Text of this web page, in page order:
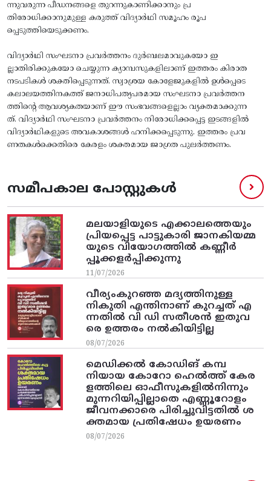
ന്നുവരുന്ന പീഡനങ്ങളെ തുറന്നുകാണിക്കാനും പ്ര
തിരോധിക്കാനുമുള്ള കരുത്ത് വിദ്യാർഥി സമൂഹം രൂപ
പ്പെടുത്തിയെടുക്കണം.
വിദ്യാർഥി സംഘടനാ പ്രവർത്തനം ദുർബലമാവുകയോ ഇ
ല്ലാതിരിക്കുകയോ ചെയ്യുന്ന ക്യാമ്പസുകളിലാണ് ഇത്തരം കിരാത
നടപടികൾ ശക്തിപ്പെടുന്നത്. സ്വാശ്രയ കോളേജുകളിൽ ഉൾപ്പെടെ
കലാലയത്തിനകത്ത് ജനാധിപത്യപരമായ സംഘടനാ പ്രവർത്തന
ത്തിന്റെ ആവശ്യകതയാണ് ഈ സംഭവങ്ങളെല്ലാം വ്യക്തമാക്കുന്ന
ത്. വിദ്യാർഥി സംഘടനാ പ്രവർത്തനം നിരോധിക്കപ്പെട്ട ഇടങ്ങളിൽ
വിദ്യാർഥികളുടെ അവകാശങ്ങൾ ഹനിക്കപ്പെടുന്നു. ഇത്തരം പ്രവ
ണതകൾക്കെതിരെ കേരളം ശക്തമായ ജാഗ്രത പുലർത്തണം.
സമീപകാല പോസ്റ്റുകൾ
മലയാളിയുടെ എക്കാലത്തെയും
പ്രിയപ്പെട്ട പാട്ടുകാരി ജാനകിയമ്മ
യുടെ വിയോഗത്തിൽ കണ്ണീർ
പ്പൂക്കളർപ്പിക്കുന്നു
11/07/2026
വീര്യംകുറഞ്ഞ മദ്യത്തിനുള്ള
നികുതി എന്തിനാണ് കുറച്ചത് എ
ന്നതിൽ വി ഡി സതീശൻ ഇതുവ
രെ ഉത്തരം നൽകിയിട്ടില്ല
08/07/2026
മെഡിക്കൽ കോഡിങ് കമ്പ
നിയായ കോറോ ഹെൽത്ത് കേര
ളത്തിലെ ഓഫീസുകളിൽനിന്നും
മുന്നറിയിപ്പില്ലാതെ എണ്ണൂറോളം
ജീവനക്കാരെ പിരിച്ചുവിട്ടതിൽ‌ ശ
ക്തമായ പ്രതിഷേധം ഉയരണം
08/07/2026